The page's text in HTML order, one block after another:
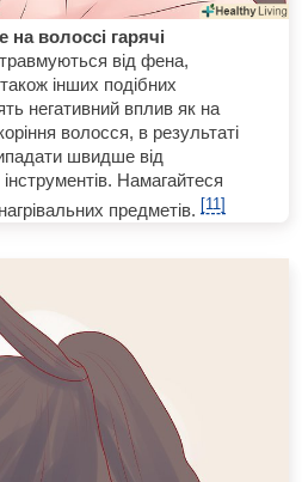
на волоссі гарячі
від фена,
інших подібних
негативний вплив як на
волосся, в результаті
швидше від
Намагайтеся
предметів. [11]